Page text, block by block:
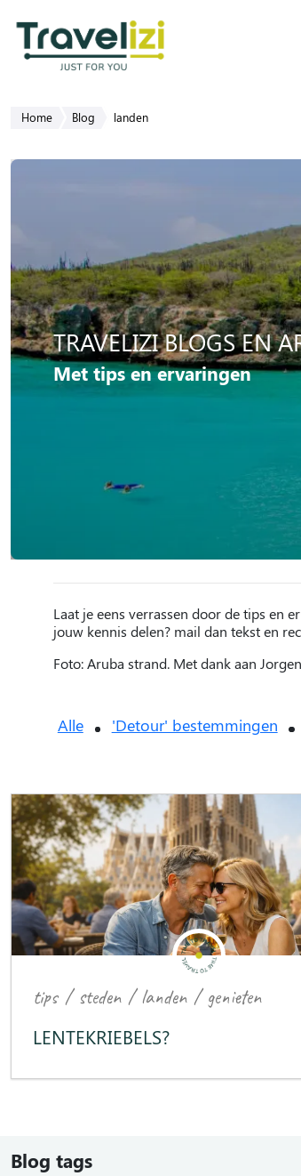
Home Blog landen
TRAVELIZI BLOGS EN
Met tips en ervaringen
Laat je eens verrassen door de tips en
jouw kennis delen? mail dan tekst en
Foto: Aruba strand. Met dank aan
Alle 'Detour' bestemmingen
tips / steden / landen / genieten
LENTEKRIEBELS?
Blog tags